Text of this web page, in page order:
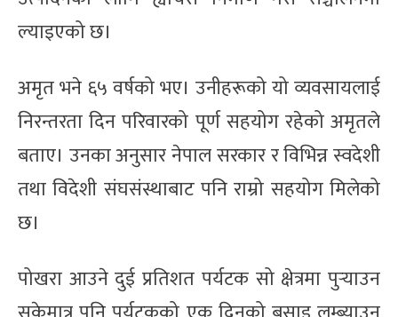
ल्याइएको छ।
अमृत भने ६५ वर्षको भए। उनीहरूको यो व्यवसायलाई
निरन्तरता दिन परिवारको पूर्ण सहयोग रहेको अमृतले
बताए। उनका अनुसार नेपाल सरकार र विभिन्न स्वदेशी
तथा विदेशी संघसंस्थाबाट पनि राम्रो सहयोग मिलेको
छ।
पोखरा आउने दुई प्रतिशत पर्यटक सो क्षेत्रमा पुर्‍याउन